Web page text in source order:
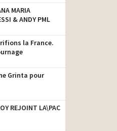
MARIA
& ANDY PML
la France.
Grinta pour
REJOINT LA\PAC